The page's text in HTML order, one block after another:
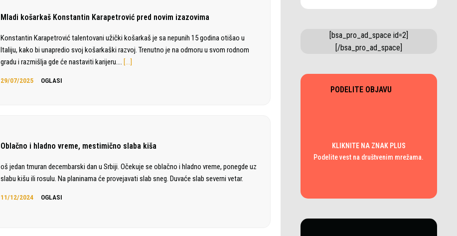
Mladi košarkaš Konstantin Karapetrović pred novim izazovima
Konstantin Karapetrović talentovani užički košarkaš je sa nepunih 15 godina otišao u
Italiju, kako bi unapredio svoj košarkaški razvoj. Trenutno je na odmoru u svom rodnom
gradu i razmišlja gde će nastaviti karijeru.… […]
29/07/2025 OGLASI
Oblačno i hladno vreme, mestimično slaba kiša
oš jedan tmuran decembarski dan u Srbiji. Očekuje se oblačno i hladno vreme, ponegde uz
slabu kišu ili rosulu. Na planinama će provejavati slab sneg. Duvaće slab severni vetar.
11/12/2024 OGLASI
[bsa_pro_ad_space id=2]
[/bsa_pro_ad_space]
PODELITE OBJAVU
KLIKNITE NA ZNAK PLUS
Podelite vest na društvenim mrežama.